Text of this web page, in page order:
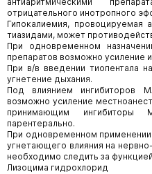
отрицательного инотропного
Гипокалиемия, провоцируемая
тиазидами, может
При одновременном
препаратов возможно усиление
При в/в введении тиопентала
угнетение дыхания.
Под влиянием ингибиторов
возможно усиление
принимающим ингибиторы
парентерально.
При одновременном
угнетающего влияния на
необходимо следить за
Лизоцима гидрохлорид